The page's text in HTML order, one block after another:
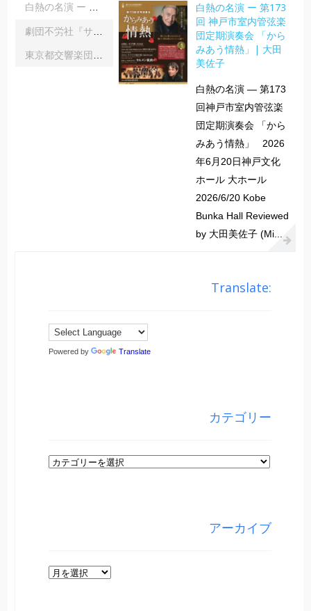
白熱の名演 ー 第173回 神戸市室内管弦楽団定期演奏会 「からみあう情熱」| 大田美佐子
白熱の名演 ー 第173
回 神戸市室内管弦楽
団定期演奏会 「から
みあう情熱」| 大田
美佐子
白熱の名演 ― 第173
回神戸市室内管弦楽
団定期演奏会 「から
みあう情熱」 2026
年6月20日神戸文化
ホール 大ホール
2026/6/20 Kobe
Bunka Hall Reviewed
by 大田美佐子 (Mi...
Translate:
Powered by Translate
カテゴリー
カ
アーカイブ
ア